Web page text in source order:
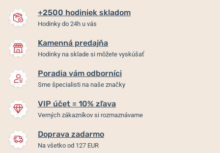
Certina DS Caimano Lady
C035.210.33.367.00
Skladom
515 €
Na ceste od dodávateľa
+2500 hodiniek skladom
Hodinky do 24h u vás
Kamenná predajňa
Hodinky na sklade si môžete vyskúšať
Poradia vám odborníci
Sme špecialisti na naše značky
VIP účet = 10% zľava
Verných zákazníkov si rozmaznávame
Doprava zadarmo
Na všetko od 127 EUR